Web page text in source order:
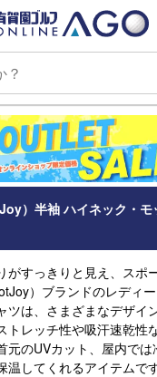
）半袖 ハイネック・モ
がすっきりと見え、スポ
）ブランドのレディ
は、さまざまなデザイ
トレッチ性や吸汗速乾性
元のUVカット、屋内で
してくれるアイテムです